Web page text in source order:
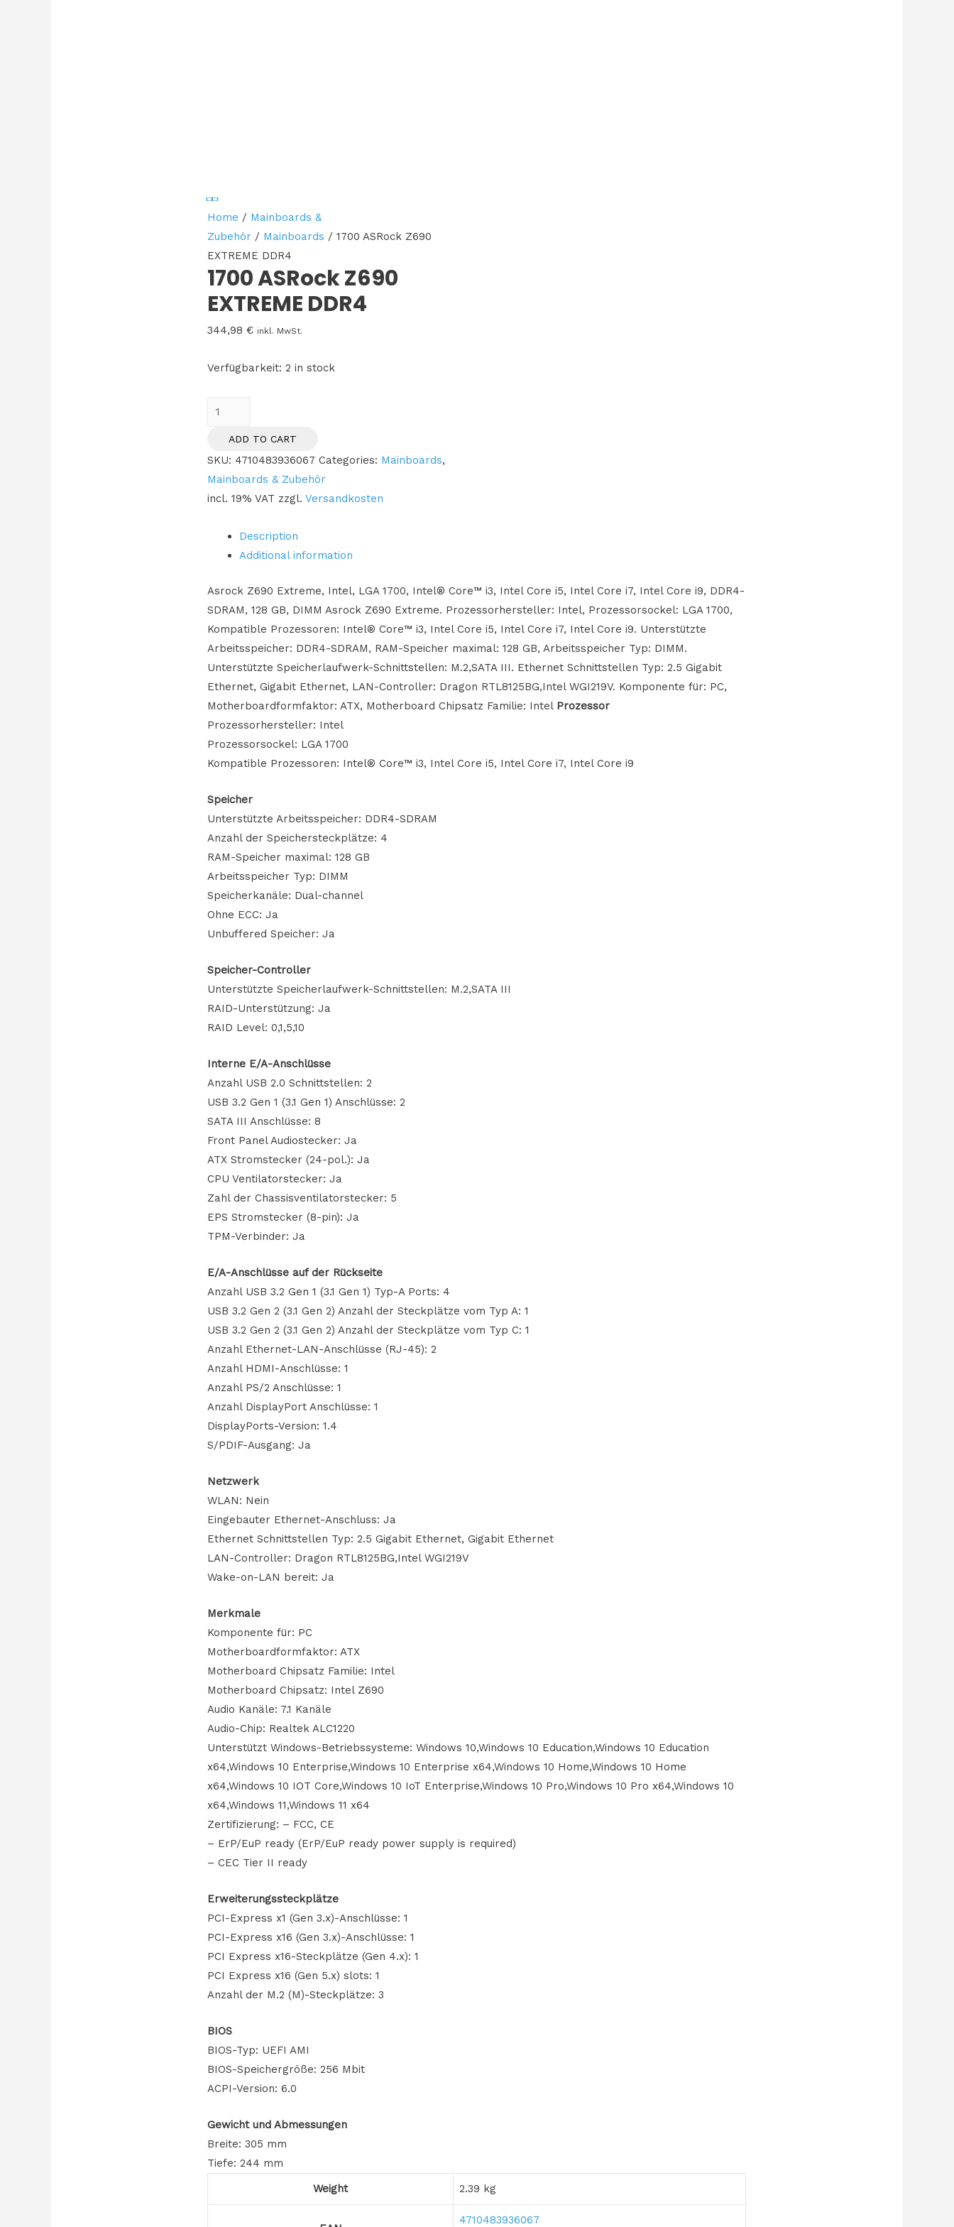
Home / Mainboards &
Zubehör / Mainboards / 1700 ASRock Z690
EXTREME DDR4
1700 ASRock Z690
EXTREME DDR4
344,98€ inkl. MwSt.
Verfügbarkeit: 2 in stock
Z690
EXTREME
DDR4
quantity
ADD TO CART
SKU: 4710483936067 Categories: Mainboards,
Mainboards & Zubehör
incl. 19% VAT zzgl.Versandkosten
Description
Additional information
Asrock Z690 Extreme, Intel, LGA 1700, Intel® Core™ i3, Intel Core i5, Intel Core i7, Intel Core i9, DDR4-
SDRAM, 128 GB, DIMM Asrock Z690 Extreme. Prozessorhersteller: Intel, Prozessorsockel: LGA 1700,
Kompatible Prozessoren: Intel® Core™ i3, Intel Core i5, Intel Core i7, Intel Core i9. Unterstützte
Arbeitsspeicher: DDR4-SDRAM, RAM-Speicher maximal: 128 GB, Arbeitsspeicher Typ: DIMM.
Unterstützte Speicherlaufwerk-Schnittstellen: M.2,SATA III. Ethernet Schnittstellen Typ: 2.5 Gigabit
Ethernet, Gigabit Ethernet, LAN-Controller: Dragon RTL8125BG,Intel WGI219V. Komponente für: PC,
Motherboardformfaktor: ATX, Motherboard Chipsatz Familie: Intel Prozessor
Prozessorhersteller: Intel
Prozessorsockel: LGA 1700
Kompatible Prozessoren: Intel® Core™ i3, Intel Core i5, Intel Core i7, Intel Core i9
Speicher
Unterstützte Arbeitsspeicher: DDR4-SDRAM
Anzahl der Speichersteckplätze: 4
RAM-Speicher maximal: 128 GB
Arbeitsspeicher Typ: DIMM
Speicherkanäle: Dual-channel
Ohne ECC: Ja
Unbuffered Speicher: Ja
Speicher-Controller
Unterstützte Speicherlaufwerk-Schnittstellen: M.2,SATA III
RAID-Unterstützung: Ja
RAID Level: 0,1,5,10
Interne E/A-Anschlüsse
Anzahl USB 2.0 Schnittstellen: 2
USB 3.2 Gen 1 (3.1 Gen 1) Anschlüsse: 2
SATA III Anschlüsse: 8
Front Panel Audiostecker: Ja
ATX Stromstecker (24-pol.): Ja
CPU Ventilatorstecker: Ja
Zahl der Chassisventilatorstecker: 5
EPS Stromstecker (8-pin): Ja
TPM-Verbinder: Ja
E/A-Anschlüsse auf der Rückseite
Anzahl USB 3.2 Gen 1 (3.1 Gen 1) Typ-A Ports: 4
USB 3.2 Gen 2 (3.1 Gen 2) Anzahl der Steckplätze vom Typ A: 1
USB 3.2 Gen 2 (3.1 Gen 2) Anzahl der Steckplätze vom Typ C: 1
Anzahl Ethernet-LAN-Anschlüsse (RJ-45): 2
Anzahl HDMI-Anschlüsse: 1
Anzahl PS/2 Anschlüsse: 1
Anzahl DisplayPort Anschlüsse: 1
DisplayPorts-Version: 1.4
S/PDIF-Ausgang: Ja
Netzwerk
WLAN: Nein
Eingebauter Ethernet-Anschluss: Ja
Ethernet Schnittstellen Typ: 2.5 Gigabit Ethernet, Gigabit Ethernet
LAN-Controller: Dragon RTL8125BG,Intel WGI219V
Wake-on-LAN bereit: Ja
Merkmale
Komponente für: PC
Motherboardformfaktor: ATX
Motherboard Chipsatz Familie: Intel
Motherboard Chipsatz: Intel Z690
Audio Kanäle: 7.1 Kanäle
Audio-Chip: Realtek ALC1220
Unterstützt Windows-Betriebssysteme: Windows 10,Windows 10 Education,Windows 10 Education
x64,Windows 10 Enterprise,Windows 10 Enterprise x64,Windows 10 Home,Windows 10 Home
x64,Windows 10 IOT Core,Windows 10 IoT Enterprise,Windows 10 Pro,Windows 10 Pro x64,Windows 10
x64,Windows 11,Windows 11 x64
Zertifizierung: – FCC, CE
– ErP/EuP ready (ErP/EuP ready power supply is required)
– CEC Tier II ready
Erweiterungssteckplätze
PCI-Express x1 (Gen 3.x)-Anschlüsse: 1
PCI-Express x16 (Gen 3.x)-Anschlüsse: 1
PCI Express x16-Steckplätze (Gen 4.x): 1
PCI Express x16 (Gen 5.x) slots: 1
Anzahl der M.2 (M)-Steckplätze: 3
BIOS
BIOS-Typ: UEFI AMI
BIOS-Speichergröße: 256 Mbit
ACPI-Version: 6.0
Gewicht und Abmessungen
Breite: 305 mm
Tiefe: 244 mm
Weight
2.39 kg
4710483936067